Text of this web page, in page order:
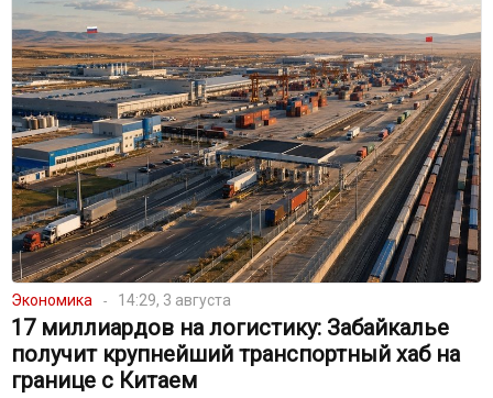
Экономика 14:29, 3 августа
17 миллиардов на логистику: Забайкалье
получит крупнейший транспортный хаб на
границе с Китаем